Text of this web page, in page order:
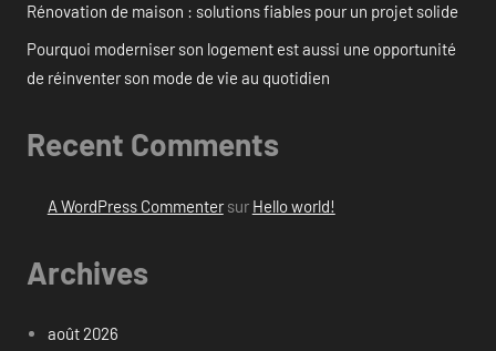
Rénovation de maison : solutions fiables pour un projet solide
Pourquoi moderniser son logement est aussi une opportunité
de réinventer son mode de vie au quotidien
Recent Comments
A WordPress Commentersur Hello world!
Archives
août 2026